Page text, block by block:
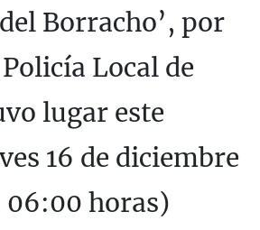
Borracho’, por
Local de
lugar este
16 de diciembre
06:00 horas)